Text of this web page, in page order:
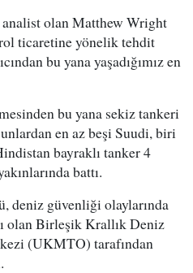
olan Matthew Wright
ticaretine yönelik tehdit
bu yana yaşadığımız en
bu yana sekiz tankeri
en az beşi Suudi, biri
bayraklı tanker 4
battı.
deniz güvenliği olaylarında
olan Birleşik Krallık Deniz
(UKMTO) tarafından